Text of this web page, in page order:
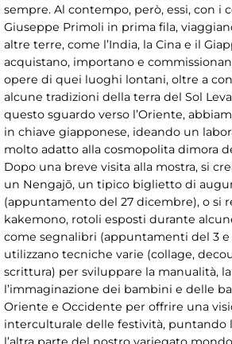
sempre. Al contempo, però, essi, con i
Giuseppe Primoli in prima fila,
altre terre, come l’India, la Cina e il
acquistano, importano e
opere di quei luoghi lontani, oltre a
alcune tradizioni della terra del Sol
questo sguardo verso l’Oriente,
in chiave giapponese, ideando un
molto adatto alla cosmopolita dimora
Dopo una breve visita alla mostra, si
un Nengajō, un tipico biglietto di
(appuntamento del 27 dicembre), o si
kakemono, rotoli esposti durante
come segnalibri (appuntamenti del 3 e
utilizzano tecniche varie (collage,
scrittura) per sviluppare la manualità,
l’immaginazione dei bambini e delle
Oriente e Occidente per offrire una
interculturale delle festività, puntando